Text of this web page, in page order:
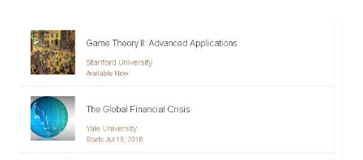
introduction-to-bl ockchain-technology/